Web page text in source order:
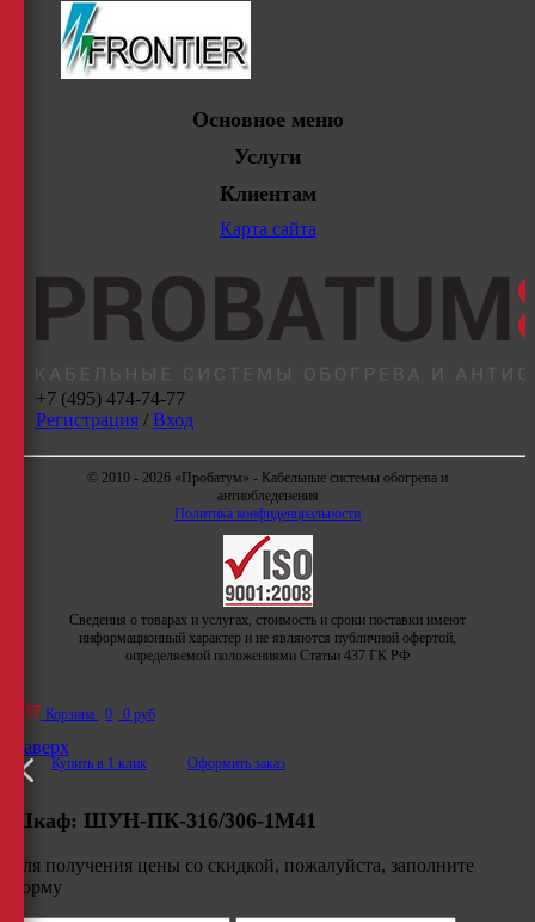
Основное меню
Услуги
Клиентам
Карта сайта
+7 (495) 474-74-77
Регистрация/ Вход
© 2010 - 2026 «Пробатум» - Кабельные системы обогрева и
антиобледенения
Политика конфиденциальности
Сведения о товарах и услугах, стоимость и сроки поставки имеют
информационный характер и не являются публичной офертой,
определяемой положениями Статьи 437 ГК РФ
Корзина 0 0 руб
Купить в 1 клик Оформить заказ
Наверх
Шкаф: ШУН-ПК-316/306-1М41
Для получения цены со скидкой, пожалуйста, заполните
форму